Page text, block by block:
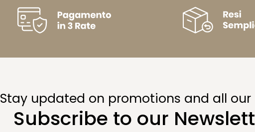
Stay updated on promotions and all our
Subscribe to our